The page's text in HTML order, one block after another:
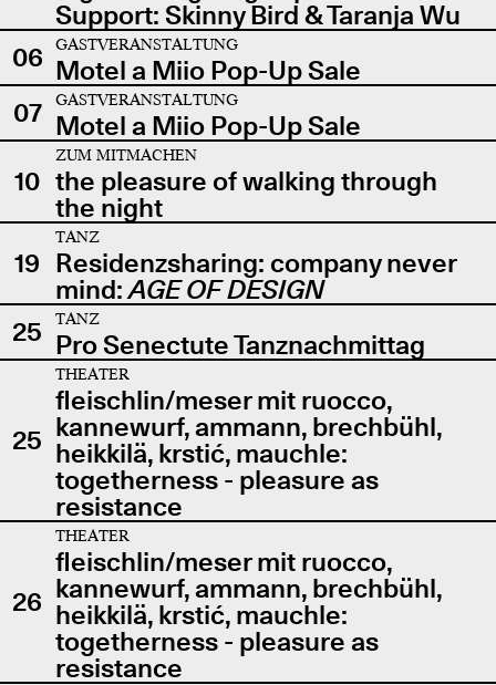
Support: Skinny Bird & Taranja Wu
06
GASTVERANSTALTUNG
Motel a Miio Pop-Up Sale
07
GASTVERANSTALTUNG
Motel a Miio Pop-Up Sale
10
ZUM MITMACHEN
the pleasure of walking through
the night
19
TANZ
Residenzsharing: company never
mind:AGE OF DESIGN
25
TANZ
Pro Senectute Tanznachmittag
25
THEATER
fleischlin/meser mit ruocco,
kannewurf, ammann, brechbühl,
heikkilä, krstić, mauchle:
togetherness - pleasure as
resistance
26
THEATER
fleischlin/meser mit ruocco,
kannewurf, ammann, brechbühl,
heikkilä, krstić, mauchle:
togetherness - pleasure as
resistance